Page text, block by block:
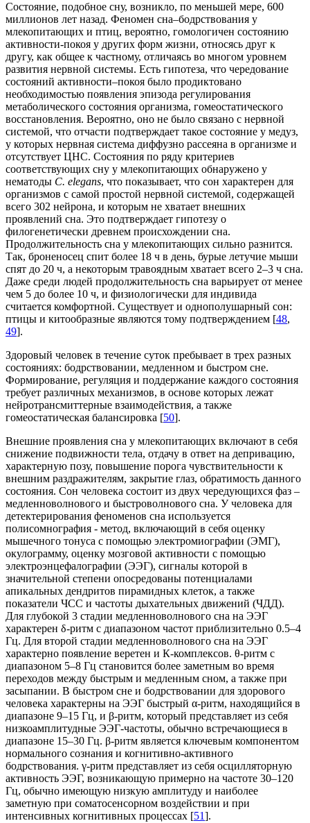
Состояние, подобное сну, возникло, по меньшей мере, 600
миллионов лет назад. Феномен сна–бодрствования у
млекопитающих и птиц, вероятно, гомологичен состоянию
активности-покоя у других форм жизни, относясь друг к
другу, как общее к частному, отличаясь во многом уровнем
развития нервной системы. Есть гипотеза, что чередование
состояний активности–покоя было продиктовано
необходимостью появления эпизода регулирования
метаболического состояния организма, гомеостатического
восстановления. Вероятно, оно не было связано с нервной
системой, что отчасти подтверждает такое состояние у медуз,
у которых нервная система диффузно рассеяна в организме и
отсутствует ЦНС. Состояния по ряду критериев
соответствующих сну у млекопитающих обнаружено у
нематоды C. elegans, что показывает, что сон характерен для
организмов с самой простой нервной системой, содержащей
всего 302 нейрона, и которым не хватает внешних
проявлений сна. Это подтверждает гипотезу о
филогенетически древнем происхождении сна.
Продолжительность сна у млекопитающих сильно разнится.
Так, броненосец спит более 18 ч в день, бурые летучие мыши
спят до 20 ч, а некоторым травоядным хватает всего 2–3 ч сна.
Даже среди людей продолжительность сна варьирует от менее
чем 5 до более 10 ч, и физиологически для индивида
считается комфортной. Существует и однополушарный сон:
птицы и китообразные являются тому подтверждением [48,
49].
Здоровый человек в течение суток пребывает в трех разных
состояниях: бодрствовании, медленном и быстром сне.
Формирование, регуляция и поддержание каждого состояния
требует различных механизмов, в основе которых лежат
нейротрансмиттерные взаимодействия, а также
гомеостатическая балансировка [50].
Внешние проявления сна у млекопитающих включают в себя
снижение подвижности тела, отдачу в ответ на депривацию,
характерную позу, повышение порога чувствительности к
внешним раздражителям, закрытие глаз, обратимость данного
состояния. Сон человека состоит из двух чередующихся фаз –
медленноволнового и быстроволнового сна. У человека для
детектерирования феноменов сна используется
полисомнография - метод, включающий в себя оценку
мышечного тонуса с помощью электромиографии (ЭМГ),
окулограмму, оценку мозговой активности с помощью
электроэнцефалографии (ЭЭГ), сигналы которой в
значительной степени опосредованы потенциалами
апикальных дендритов пирамидных клеток, а также
показатели ЧСС и частоты дыхательных движений (ЧДД).
Для глубокой 3 стадии медленноволнового сна на ЭЭГ
характерен δ-ритм с диапазоном частот приблизительно 0.5–4
Гц. Для второй стадии медленноволнового сна на ЭЭГ
характерно появление веретен и К-комплексов. θ-ритм с
диапазоном 5–8 Гц становится более заметным во время
переходов между быстрым и медленным сном, а также при
засыпании. В быстром сне и бодрствовании для здорового
человека характерны на ЭЭГ быстрый α-ритм, находящийся в
диапазоне 9–15 Гц, и β-ритм, который представляет из себя
низкоамплитудные ЭЭГ-частоты, обычно встречающиеся в
диапазоне 15–30 Гц. β-ритм является ключевым компонентом
нормального сознания и когнитивно-активного
бодрствования. γ-ритм представляет из себя осцилляторную
активность ЭЭГ, возникающую примерно на частоте 30–120
Гц, обычно имеющую низкую амплитуду и наиболее
заметную при соматосенсорном воздействии и при
интенсивных когнитивных процессах [51].